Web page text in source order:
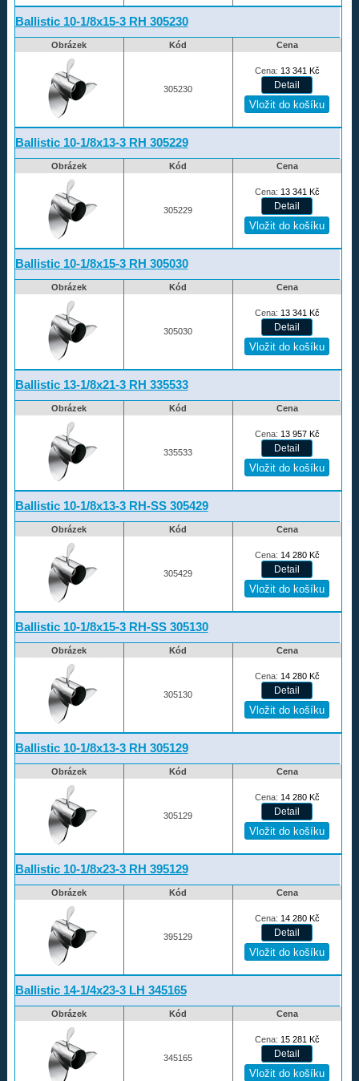
Ballistic 10-1/8x15-3 RH 305230
Obrázek Kód Cena
305230
Cena: 13 341 Kč
Ballistic 10-1/8x13-3 RH 305229
Obrázek Kód Cena
305229
Cena: 13 341 Kč
Ballistic 10-1/8x15-3 RH 305030
Obrázek Kód Cena
305030
Cena: 13 341 Kč
Ballistic 13-1/8x21-3 RH 335533
Obrázek Kód Cena
335533
Cena: 13 957 Kč
Ballistic 10-1/8x13-3 RH-SS 305429
Obrázek Kód Cena
305429
Cena: 14 280 Kč
Ballistic 10-1/8x15-3 RH-SS 305130
Obrázek Kód Cena
305130
Cena: 14 280 Kč
Ballistic 10-1/8x13-3 RH 305129
Obrázek Kód Cena
305129
Cena: 14 280 Kč
Ballistic 10-1/8x23-3 RH 395129
Obrázek Kód Cena
395129
Cena: 14 280 Kč
Ballistic 14-1/4x23-3 LH 345165
Obrázek Kód Cena
345165
Cena: 15 281 Kč